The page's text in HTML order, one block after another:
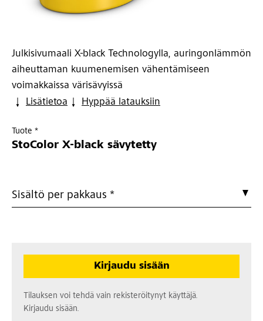
Julkisivumaali X-black Technologylla, auringonlämmön
aiheuttaman kuumenemisen vähentämiseen
voimakkaissa värisävyissä
Lisätietoa
Hyppää latauksiin
Tuote *
StoColor X-black sävytetty
Sisältö per pakkaus *
Kirjaudu sisään
Tilauksen voi tehdä vain rekisteröitynyt käyttäjä.
Kirjaudu sisään.